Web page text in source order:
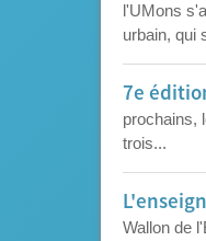
l'UMons
urbain, qui
7e
prochains,
trois...
Wallon de